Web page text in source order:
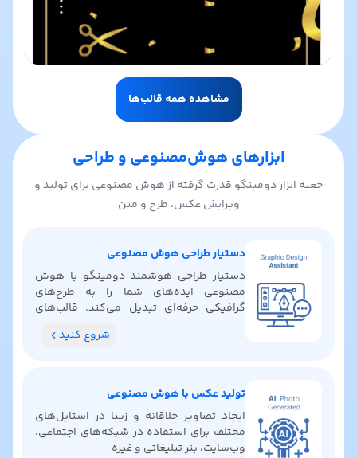
مشاهده همه قالب‌ها
ابزارهای هوش‌مصنوعی و طراحی
جعبه ابزار دومینگو قدرت گرفته از هوش مصنوعی برای تولید و
ویرایش عکس، طرح و متن
دستیار طراحی هوش مصنوعی
دستیار طراحی هوشمند دومینگو با هوش
مصنوعی ایده‌های شما را به طرح‌های
گرافیکی حرفه‌ای تبدیل می‌کند. قالب‌های
شروع کنید
تولید عکس با هوش مصنوعی
ایجاد تصاویر خلاقانه و زیبا در استایل‌های
مختلف برای استفاده در شبکه‌های اجتماعی،
وب‌سایت، بنر تبلیغاتی و غیره